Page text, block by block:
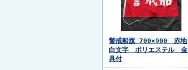
警戒船旗 700×900 赤地
白文字 ポリエステル 金
具付